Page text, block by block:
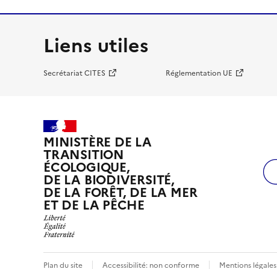
Liens utiles
Secrétariat CITES Réglementation UE
MINISTÈRE DE LA
TRANSITION
ÉCOLOGIQUE,
DE LA BIODIVERSITÉ,
DE LA FORÊT, DE LA MER
ET DE LA PÊCHE
Plan du site Accessibilité: non conforme Mentions légales